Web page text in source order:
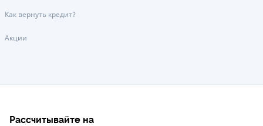
Как вернуть кредит?
Акции
Рассчитывайте на